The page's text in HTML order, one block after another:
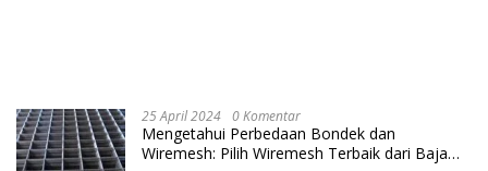
25 April 2024 0 Komentar
Mengetahui Perbedaan Bondek dan
Wiremesh: Pilih Wiremesh Terbaik dari Baja